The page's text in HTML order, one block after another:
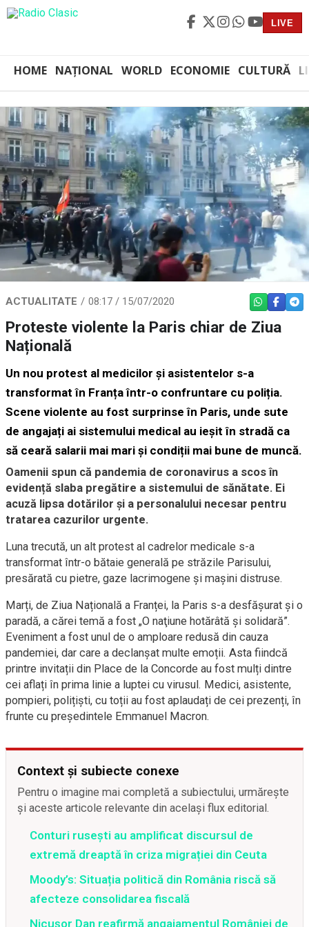
LIVE
HOME NAȚIONAL WORLD ECONOMIE CULTURĂ
ACTUALITATE 08:17 / 15/07/2020 WHATSAPP
Proteste violente la Paris chiar de Ziua
Națională
Un nou protest al medicilor și asistentelor s-a
transformat în Franța într-o confruntare cu poliția.
Scene violente au fost surprinse în Paris, unde sute
de angajați ai sistemului medical au ieșit în stradă ca
să ceară salarii mai mari și condiții mai bune de muncă.
Oamenii spun că pandemia de coronavirus a scos în
evidență slaba pregătire a sistemului de sănătate. Ei
acuză lipsa dotărilor și a personalului necesar pentru
tratarea cazurilor urgente.
Luna trecută, un alt protest al cadrelor medicale s-a
transformat într-o bătaie generală pe străzile Parisului,
presărată cu pietre, gaze lacrimogene și mașini distruse.
Marți, de Ziua Națională a Franței, la Paris s-a desfășurat și o
paradă, a cărei temă a fost „O naţiune hotărâtă şi solidară”.
Eveniment a fost unul de o amploare redusă din cauza
pandemiei, dar care a declanșat multe emoții. Asta fiindcă
printre invitații din Place de la Concorde au fost mulți dintre
cei aflați în prima linie a luptei cu virusul. Medici, asistente,
pompieri, polițiști, cu toții au fost aplaudați de cei prezenți, în
frunte cu președintele Emmanuel Macron.
Context și subiecte conexe
Pentru o imagine mai completă a subiectului, urmărește
și aceste articole relevante din același flux editorial.
Conturi rusești au amplificat discursul de
extremă dreaptă în criza migrației din Ceuta
Moody’s: Situația politică din România riscă să
afecteze consolidarea fiscală
Nicușor Dan reafirmă angajamentul României de